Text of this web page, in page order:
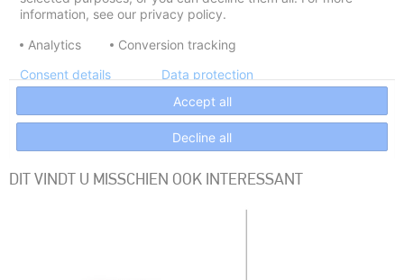
DIT VINDT U MISSCHIEN OOK INTERESSANT